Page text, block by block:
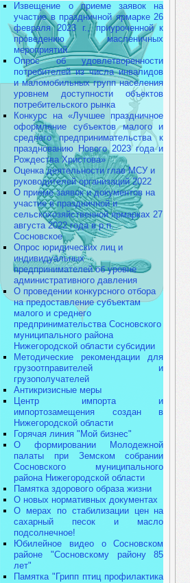
Извещение о приеме заявок на
участие в праздничной ярмарке 26
февраля 2023 г., приуроченной к
проведению масленичных
мероприятий
Опрос об удовлетворенности
потребителей из числа инвалидов
и маломобильных групп населения
уровнем доступности объектов
потребительского рынка
Конкурс на «Лучшее праздничное
оформление субъектов малого и
среднего предпринимательства к
празднованию Нового 2023 года и
Рождества Христова»
Оценка деятельности глав МСУ и
руководителей организаций 2022
О приеме заявок и документов на
участие в праздничной и
сельскохозяйственной ярмарках 27
августа 2022 года в р.п.
Сосновское
Опрос юридических лиц и
индивидуальных
предпринимателей об уровне
административного давления
О проведении конкурсного отбора
на предоставление субъектам
малого и среднего
предпринимательства Сосновского
муниципального района
Нижегородской области субсидии
Методические рекомендации для
грузоотправителей и
грузополучателей
Антикризисные меры
Центр импорта и
импортозамещения создан в
Нижегородской области
Горячая линия "Мой бизнес"
О формировании Молодежной
палаты при Земском собрании
Сосновского муниципального
района Нижегородской области
Памятка здорового образа жизни
О новых нормативных документах
О мерах по стабилизации цен на
сахарный песок и масло
подсолнечное!
Юбилейное видео о Сосновском
районе "Сосновскому району 85
лет"
Памятка "Грипп птиц профилактика